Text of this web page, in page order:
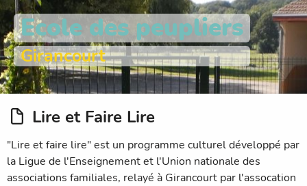
Ecole des peupliers
Girancourt
Lire et Faire Lire
"Lire et faire lire" est un programme culturel développé par
la Ligue de l'Enseignement et l'Union nationale des
associations familiales, relayé à Girancourt par l'assocation